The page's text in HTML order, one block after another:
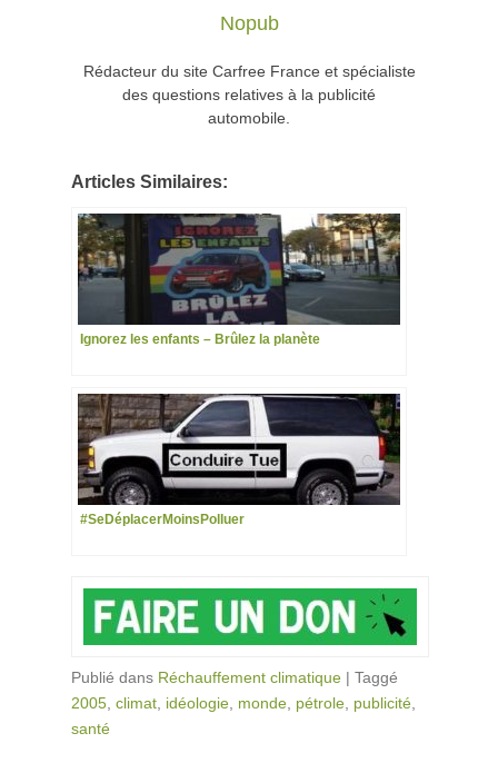
Nopub
Rédacteur du site Carfree France et spécialiste
des questions relatives à la publicité
automobile.
Articles Similaires:
Ignorez les enfants – Brûlez la planète
#SeDéplacerMoinsPolluer
Publié dans Réchauffement climatique | Taggé
2005 climat idéologie monde pétrole publicité
santé